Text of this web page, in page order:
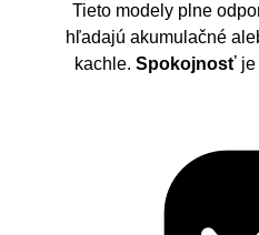
Tieto modely plne
hľadajú akumulačné
kachle. Spokojnosťje